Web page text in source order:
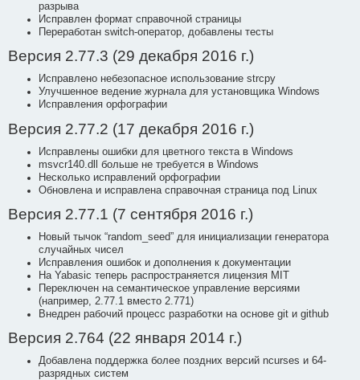
разрыва
Исправлен формат справочной страницы
Переработан switch-оператор, добавлены тесты
Версия 2.77.3 (29 декабря 2016 г.)
Исправлено небезопасное использование strcpy
Улучшенное ведение журнала для установщика Windows
Исправления орфографии
Версия 2.77.2 (17 декабря 2016 г.)
Исправлены ошибки для цветного текста в Windows
msvcr140.dll больше не требуется в Windows
Несколько исправлений орфографии
Обновлена и исправлена справочная страница под Linux
Версия 2.77.1 (7 сентября 2016 г.)
Новый тычок “random_seed” для инициализации генератора
случайных чисел
Исправления ошибок и дополнения к документации
На Yabasic теперь распространяется лицензия MIT
Переключен на семантическое управление версиями
(например, 2.77.1 вместо 2.771)
Внедрен рабочий процесс разработки на основе git и github
Версия 2.764 (22 января 2014 г.)
Добавлена поддержка более поздних версий ncurses и 64-
разрядных систем